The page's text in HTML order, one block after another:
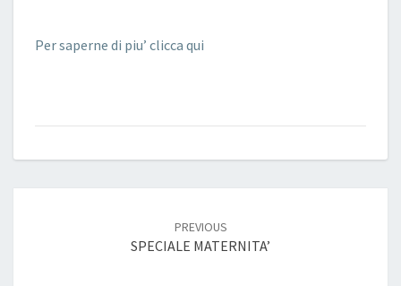
Per saperne di piu’ clicca qui
PREVIOUS
SPECIALE MATERNITA’